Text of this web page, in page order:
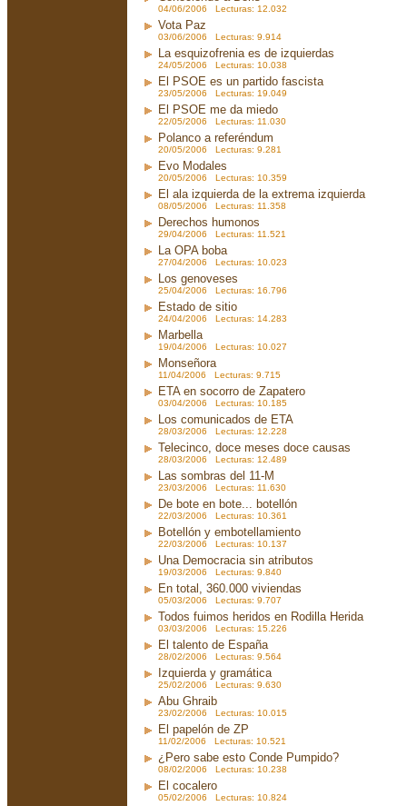
04/06/2006 Lecturas: 12.032
Vota Paz
03/06/2006 Lecturas: 9.914
La esquizofrenia es de izquierdas
24/05/2006 Lecturas: 10.038
El PSOE es un partido fascista
23/05/2006 Lecturas: 19.049
El PSOE me da miedo
22/05/2006 Lecturas: 11.030
Polanco a referéndum
20/05/2006 Lecturas: 9.281
Evo Modales
20/05/2006 Lecturas: 10.359
El ala izquierda de la extrema izquierda
08/05/2006 Lecturas: 11.358
Derechos humonos
29/04/2006 Lecturas: 11.521
La OPA boba
27/04/2006 Lecturas: 10.023
Los genoveses
25/04/2006 Lecturas: 16.796
Estado de sitio
24/04/2006 Lecturas: 14.283
Marbella
19/04/2006 Lecturas: 10.027
Monseñora
11/04/2006 Lecturas: 9.715
ETA en socorro de Zapatero
03/04/2006 Lecturas: 10.185
Los comunicados de ETA
28/03/2006 Lecturas: 12.228
Telecinco, doce meses doce causas
28/03/2006 Lecturas: 12.489
Las sombras del 11-M
23/03/2006 Lecturas: 11.630
De bote en bote... botellón
22/03/2006 Lecturas: 10.361
Botellón y embotellamiento
22/03/2006 Lecturas: 10.137
Una Democracia sin atributos
19/03/2006 Lecturas: 9.840
En total, 360.000 viviendas
05/03/2006 Lecturas: 9.707
Todos fuimos heridos en Rodilla Herida
03/03/2006 Lecturas: 15.226
El talento de España
28/02/2006 Lecturas: 9.564
Izquierda y gramática
25/02/2006 Lecturas: 9.630
Abu Ghraib
23/02/2006 Lecturas: 10.015
El papelón de ZP
11/02/2006 Lecturas: 10.521
¿Pero sabe esto Conde Pumpido?
08/02/2006 Lecturas: 10.238
El cocalero
05/02/2006 Lecturas: 10.824